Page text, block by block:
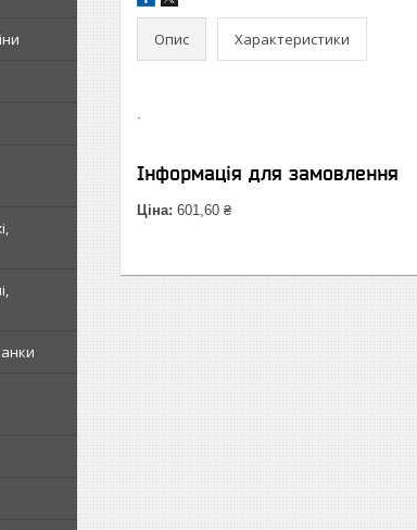
Опис Характеристики
.
Інформація для замовлення
Ціна: 601,60 ₴